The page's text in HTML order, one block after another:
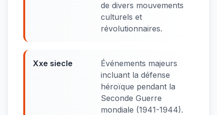
de divers mouvements
culturels et
révolutionnaires.
Xxe siecle
Événements majeurs
incluant la défense
héroïque pendant la
Seconde Guerre
mondiale (1941-1944).